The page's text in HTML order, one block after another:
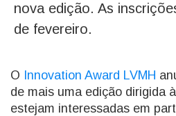
nova edição. As
de fevereiro.
O Innovation Award LVMH
de mais uma edição dirigida
estejam interessadas em